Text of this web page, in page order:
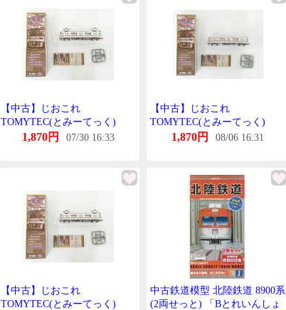
【中古】じおこれ
TOMYTEC(とみーてっく)
(1807) 鉄道これくしょん 第31
1,870円 07/30 16:33
【中古】じおこれ
TOMYTEC(とみーてっく)
(1808) 鉄道これくしょん 第31
はご容赦下さい。
1,870円 08/06 16:31
【中古】じおこれ
TOMYTEC(とみーてっく)
中古鉄道模型 北陸鉄道 8900系
(2両せっと) 「Bとれいんしょ